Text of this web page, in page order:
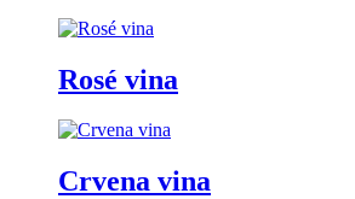
Rosé vina
Crvena vina